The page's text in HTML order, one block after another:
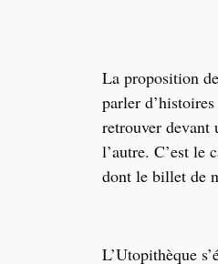
La proposition
parler
retrouver devant
l’autre. C’est le
dont le billet de
L’Utopithèque